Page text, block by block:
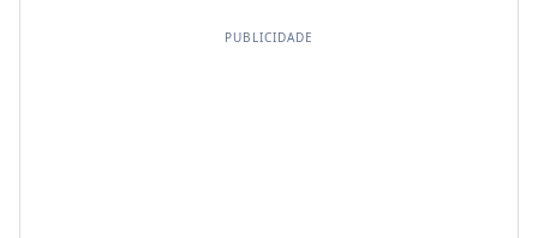
PUBLICIDADE